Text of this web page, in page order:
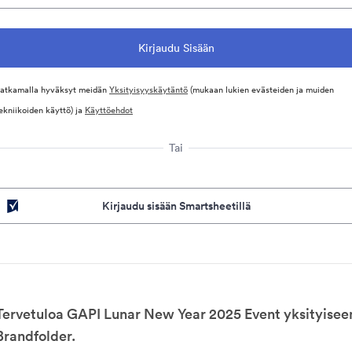
hyväksyt meidänYksityisyyskäytäntö(mukaan lukien evästeiden ja muiden
käyttö) ja Käyttöehdot
Tai
Kirjaudu sisään Smartsheetillä
GAPI Lunar New Year 2025 Event